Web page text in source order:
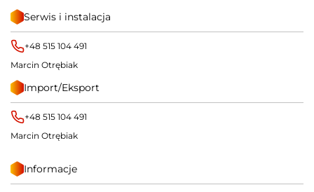
Serwis i instalacja
+48 515 104 491
Marcin Otrębiak
Import/Eksport
+48 515 104 491
Marcin Otrębiak
Informacje